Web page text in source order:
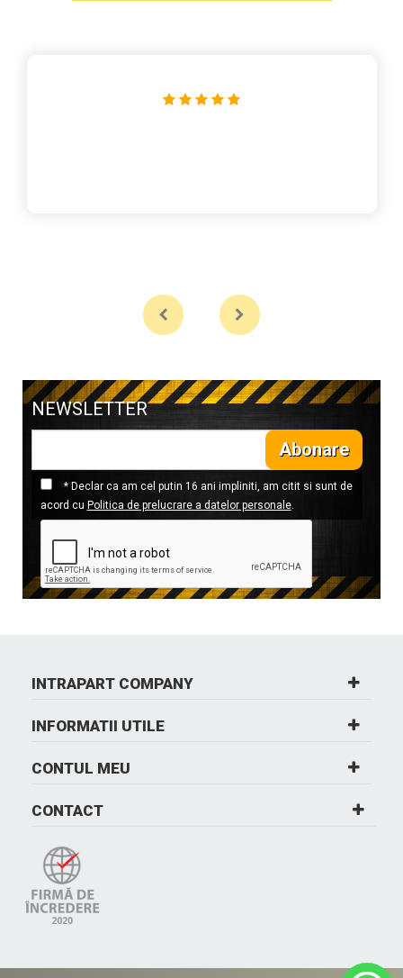
NEWSLETTER
Abonare
* Declar ca am cel putin 16 ani impliniti, am citit si sunt de
acord cu Politica de prelucrare a datelor personale.
INTRAPART COMPANY
INFORMATII UTILE
CONTUL MEU
CONTACT